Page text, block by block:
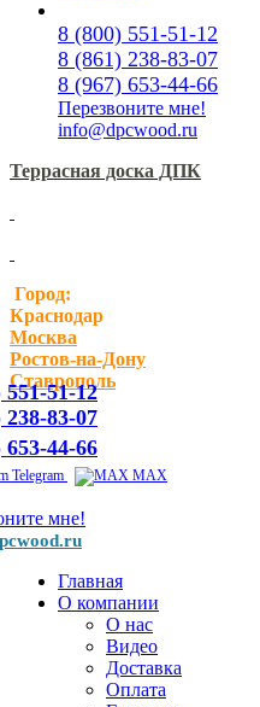
8 (800) 551-51-12
8 (861) 238-83-07
8 (967) 653-44-66
Перезвоните мне!
info@dpcwood.ru
Террасная доска ДПК
Город:
Краснодар
Москва
Ростов-на-Дону
Ставрополь
551-51-12
238-83-07
653-44-66
Telegram MAX
мне!
Главная
О компании
О нас
Видео
Доставка
Оплата